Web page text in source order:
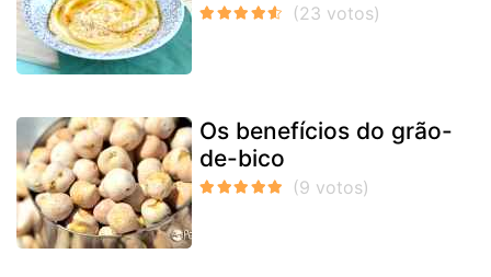
Os benefícios do grão-
de-bico